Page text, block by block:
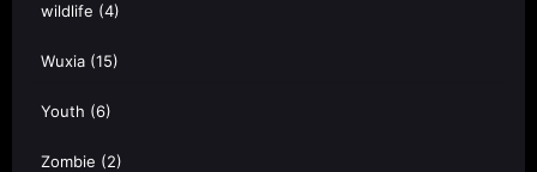
wildlife (4)
Wuxia (15)
Youth (6)
Zombie (2)